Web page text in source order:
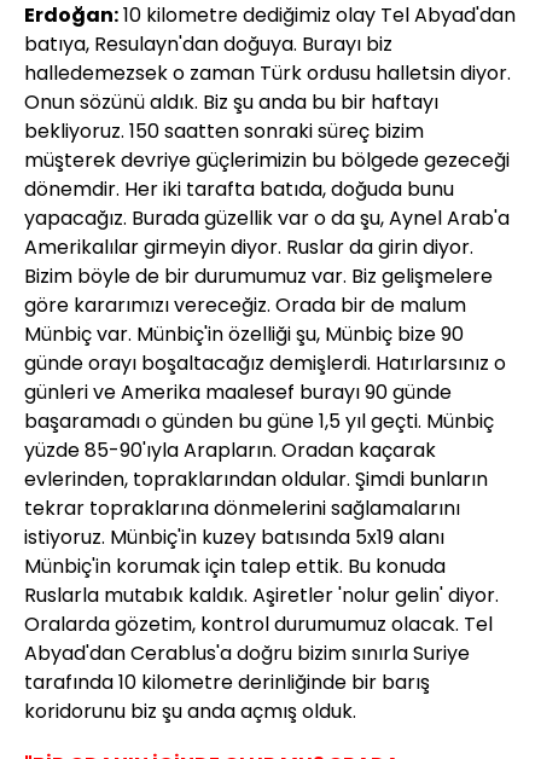
Erdoğan:10 kilometre dediğimiz olay Tel Abyad'dan
batıya, Resulayn'dan doğuya. Burayı biz
halledemezsek o zaman Türk ordusu halletsin diyor.
Onun sözünü aldık. Biz şu anda bu bir haftayı
bekliyoruz. 150 saatten sonraki süreç bizim
müşterek devriye güçlerimizin bu bölgede gezeceği
dönemdir. Her iki tarafta batıda, doğuda bunu
yapacağız. Burada güzellik var o da şu, Aynel Arab'a
Amerikalılar girmeyin diyor. Ruslar da girin diyor.
Bizim böyle de bir durumumuz var. Biz gelişmelere
göre kararımızı vereceğiz. Orada bir de malum
Münbiç var. Münbiç'in özelliği şu, Münbiç bize 90
günde orayı boşaltacağız demişlerdi. Hatırlarsınız o
günleri ve Amerika maalesef burayı 90 günde
başaramadı o günden bu güne 1,5 yıl geçti. Münbiç
yüzde 85-90'ıyla Arapların. Oradan kaçarak
evlerinden, topraklarından oldular. Şimdi bunların
tekrar topraklarına dönmelerini sağlamalarını
istiyoruz. Münbiç'in kuzey batısında 5x19 alanı
Münbiç'in korumak için talep ettik. Bu konuda
Ruslarla mutabık kaldık. Aşiretler 'nolur gelin' diyor.
Oralarda gözetim, kontrol durumumuz olacak. Tel
Abyad'dan Cerablus'a doğru bizim sınırla Suriye
tarafında 10 kilometre derinliğinde bir barış
koridorunu biz şu anda açmış olduk.